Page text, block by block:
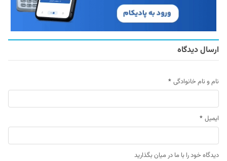
ارسال دیدگاه
نام و نام خانوادگی *
ایمیل *
دیدگاه خود را با ما در میان بگذارید